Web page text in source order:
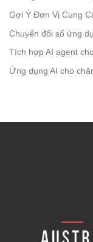
Gợi Ý Đơn Vị Cung
Chuyển đổi số ứng
Tích hợp AI agent
Ứng dụng AI cho